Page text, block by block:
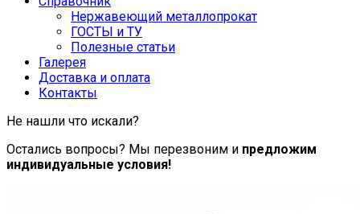
Нержавеющий металлопрокат
ГОСТЫ и ТУ
Полезные статьи
Галерея
Доставка и оплата
Контакты
Не нашли что искали?
Остались вопросы? Мы перезвоним и предложим
индивидуальные условия!